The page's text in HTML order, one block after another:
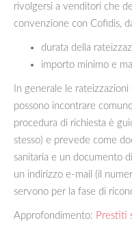
rivolgersi a venditori che
convenzione con Cofidis,
durata della
importo minimo e
In generale le
possono incontrare
procedura di richiesta è
stesso) e prevede come
sanitaria e un documento
un indirizzo e-mail (il
servono per la fase di
Approfondimento: Prestiti